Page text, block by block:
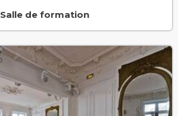
Salle de formation